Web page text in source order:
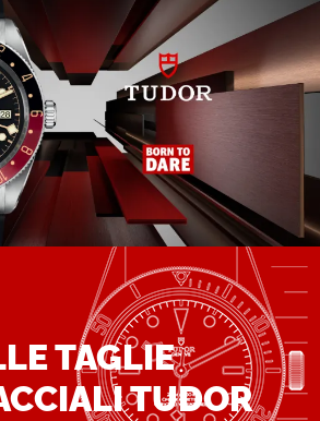
TAGLIE
TUDOR